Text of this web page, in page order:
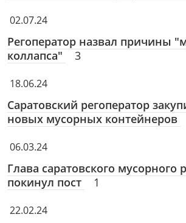
02.07.24
Регоператор назвал причины
коллапса"
3
18.06.24
Саратовский регоператор
новых мусорных контейнеров
06.03.24
Глава саратовского мусорного
покинул пост
1
22.02.24